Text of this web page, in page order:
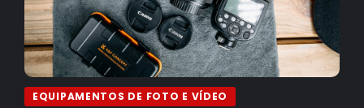
EQUIPAMENTOS DE FOTO E VÍDEO